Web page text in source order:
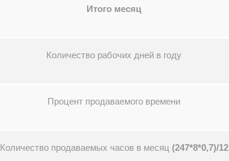
Итого месяц
Количество рабочих дней в году
Процент продаваемого времени
Количество продаваемых часов в месяц (247*8*0,7)/12